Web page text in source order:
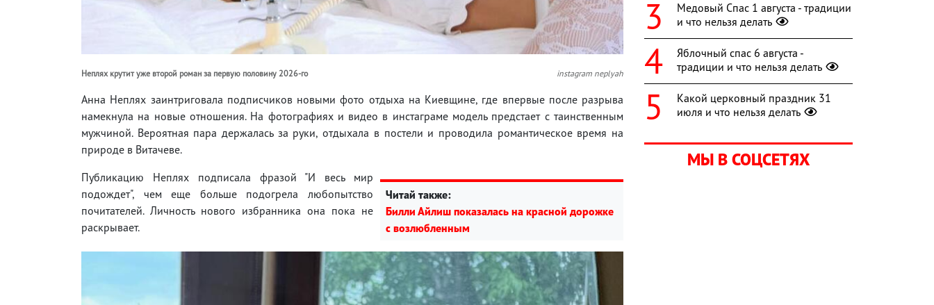
Неплях крутит уже второй роман за первую половину 2026-го instagram neplyah
Анна Неплях заинтриговала подписчиков новыми фото отдыха на Киевщине, где впервые после разрыва
намекнула на новые отношения. На фотографиях и видео в инстаграме модель предстает с таинственным
мужчиной. Вероятная пара держалась за руки, отдыхала в постели и проводила романтическое время на
природе в Витачеве.
Читай также:
Билли Айлиш показалась на красной дорожке
с возлюбленным
Публикацию Неплях подписала фразой "И весь мир
подождет", чем еще больше подогрела любопытство
почитателей. Личность нового избранника она пока не
раскрывает.
Медовый Спас 1 августа - традиции
и что нельзя делать
Яблочный спас 6 августа -
традиции и что нельзя делать
Какой церковный праздник 31
июля и что нельзя делать
МЫ В СОЦСЕТЯХ